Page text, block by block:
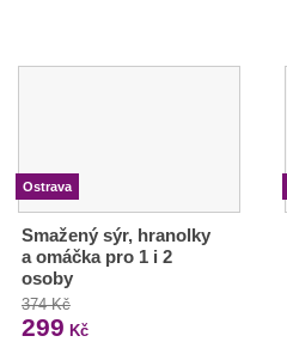
Ostrava
Smažený sýr, hranolky
a omáčka pro 1 i 2
osoby
374 Kč
299 Kč